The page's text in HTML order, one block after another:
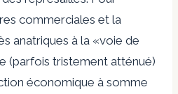
commerciales et la
anatriques à la «voie de
(parfois tristement atténué)
économique à somme